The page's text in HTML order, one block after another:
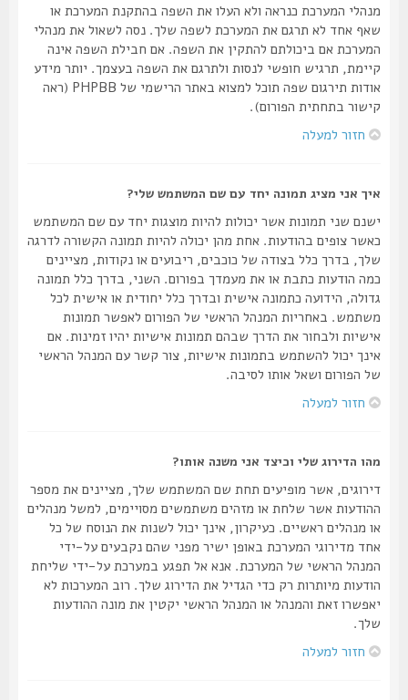
מנהלי המערכת כנראה ולא העלו את השפה בהתקנת המערכת או
שאף אחד לא תרגם את המערכת לשפה שלך. נסה לשאול את מנהלי
המערכת אם ביכולתם להתקין את השפה. אם חבילת השפה אינה
קיימת, תרגיש חופשי לנסות ולתרגם את השפה בעצמך. יותר מידע
אודות תירגום שפה תוכל למצוא באתר הרישמי של PHPBB (ראה
קישור בתחתית הפורום).
חזור למעלה
איך אני מציג תמונה יחד עם שם המשתמש שלי?
ישנם שני תמונות אשר יכולות להיות מוצגות יחד עם שם המשתמש
כאשר צופים בהודעות. אחת מהן יכולה להיות תמונה הקשורה לדרגה
שלך, בדרך כלל בצודה של כוכבים, ריבועים או נקודות, מציינים
כמה הודעות כתבת או את מעמדך בפורום. השני, בדרך כלל תמונה
גדולה, הידועה כתמונה אישית ובדרך כלל יחודית או אישית לכל
משתמש. באחריות המנהל הראשי של הפורום לאפשר תמונות
אישיות ולבחור את הדרך שבהם תמונות אישיות יהיו זמינות. אם
אינך יכול להשתמש בתמונות אישיות, צור קשר עם המנהל הראשי
של הפורום ושאל אותו לסיבה.
חזור למעלה
מהו הדירוג שלי וכיצד אני משנה אותו?
דירוגים, אשר מופיעים תחת שם המשתמש שלך, מציינים את מספר
ההודעות אשר שלחת או מזהים משתמשים מסויימים, למשל מנהלים
או מנהלים ראשיים. כעיקרון, אינך יכול לשנות את הנוסח של כל
אחד מדירוגי המערכת באופן ישיר מפני שהם נקבעים על-ידי
המנהל הראשי של המערכת. אנא אל תפגע במערכת על-ידי שליחת
הודעות מיותרות רק כדי הגדיל את הדירוג שלך. רוב המערכות לא
יאפשרו זאת והמנהל או המנהל הראשי יקטין את מונה ההודעות
חזור למעלה